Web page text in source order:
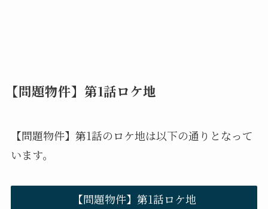
【問題物件】第1話ロケ地
【問題物件】第1話のロケ地は以下の通りとなって
います。
【問題物件】第1話ロケ地